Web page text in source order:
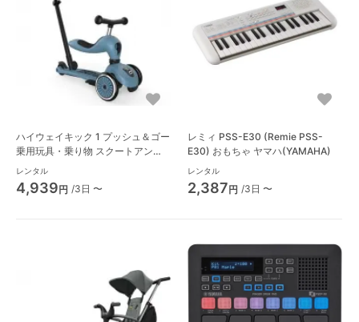
ハイウェイキック 1 プッシュ＆ゴー
乗用玩具・乗り物 スクートアンド
ライド(SCOOT AND RIDE)
レンタル
4,939円 /3日 〜
レミィ PSS-E30 (Remie PSS-
E30) おもちゃ ヤマハ(YAMAHA)
レンタル
2,387円 /3日 〜